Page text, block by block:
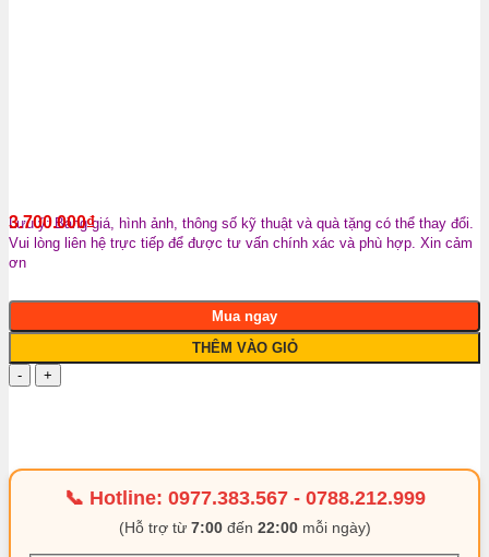
Lưu ý: Bảng giá, hình ảnh, thông số kỹ thuật và quà tặng có thể thay đổi.
Vui lòng liên hệ trực tiếp để được tư vấn chính xác và phù hợp. Xin cảm
ơn
3.700.000₫
Nơi
Dán
Ô
THÊM VÀO GIỎ
Mua ngay
📞 Hotline: 0977.383.567- 0788.212.999
(Hỗ trợ từ 7:00đến 22:00mỗi ngày)